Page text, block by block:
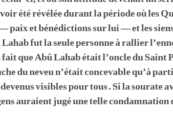
été révélée durant la période où les
paix et bénédictions sur lui — et les
fut la seule personne à rallier
fait que Abû Lahab était l’oncle du
du neveu n’était concevable qu’à
visibles pour tous. Si la sourate
auraient jugé une telle